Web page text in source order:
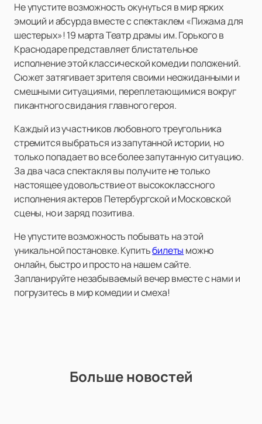
Не упустите возможность окунуться в мир ярких
эмоций и абсурда вместе с спектаклем «Пижама для
шестерых»! 19 марта Театр драмы им. Горького в
Краснодаре представляет блистательное
исполнение этой классической комедии положений.
Сюжет затягивает зрителя своими неожиданными и
смешными ситуациями, переплетающимися вокруг
пикантного свидания главного героя.
Каждый из участников любовного треугольника
стремится выбраться из запутанной истории, но
только попадает во все более запутанную ситуацию.
За два часа спектакля вы получите не только
настоящее удовольствие от высококлассного
исполнения актеров Петербургской и Московской
сцены, но и заряд позитива.
Не упустите возможность побывать на этой
уникальной постановке. Купитьбилеты можно
онлайн, быстро и просто на нашем сайте.
Запланируйте незабываемый вечер вместе с нами и
погрузитесь в мир комедии и смеха!
Больше новостей